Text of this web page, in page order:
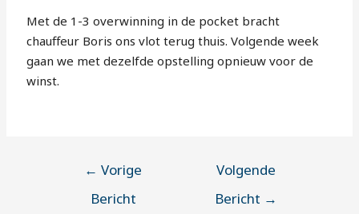
Met de 1-3 overwinning in de pocket bracht
chauffeur Boris ons vlot terug thuis. Volgende week
gaan we met dezelfde opstelling opnieuw voor de
winst.
← Vorige
Bericht
Volgende
Bericht →